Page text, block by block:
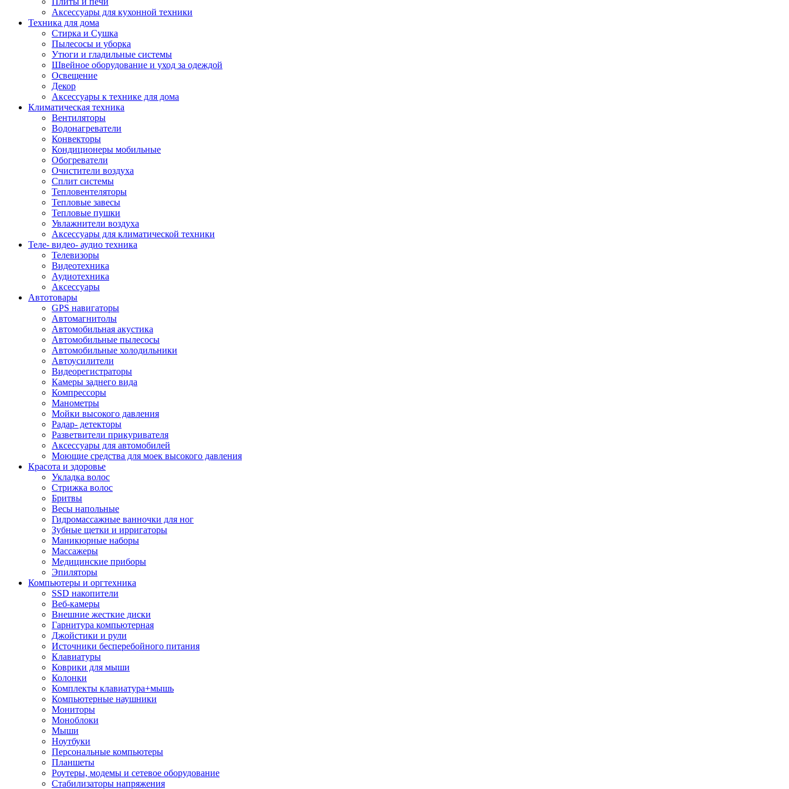
Аксессуары для кухонной техники
Техника для дома
Стирка и Сушка
Пылесосы и уборка
Утюги и гладильные системы
Швейное оборудование и уход за одеждой
Освещение
Декор
Аксессуары к технике для дома
Климатическая техника
Вентиляторы
Водонагреватели
Конвекторы
Кондиционеры мобильные
Обогреватели
Очистители воздуха
Сплит системы
Тепловентеляторы
Тепловые завесы
Тепловые пушки
Увлажнители воздуха
Аксессуары для климатической техники
Теле- видео- аудио техника
Телевизоры
Видеотехника
Аудиотехника
Аксессуары
Автотовары
GPS навигаторы
Автомагнитолы
Автомобильная акустика
Автомобильные пылесосы
Автомобильные холодильники
Автоусилители
Видеорегистраторы
Камеры заднего вида
Компрессоры
Манометры
Мойки высокого давления
Радар- детекторы
Разветвители прикуривателя
Аксессуары для автомобилей
Моющие средства для моек высокого давления
Красота и здоровье
Укладка волос
Стрижка волос
Бритвы
Весы напольные
Гидромассажные ванночки для ног
Зубные щетки и ирригаторы
Маникюрные наборы
Массажеры
Медицинские приборы
Эпиляторы
Компьютеры и оргтехника
SSD накопители
Веб-камеры
Внешние жесткие диски
Гарнитура компьютерная
Джойстики и рули
Источники бесперебойного питания
Клавиатуры
Коврики для мыши
Колонки
Комплекты клавиатура+мышь
Компьютерные наушники
Мониторы
Моноблоки
Мыши
Ноутбуки
Персональные компьютеры
Планшеты
Роутеры, модемы и сетевое оборудование
Стабилизаторы напряжения